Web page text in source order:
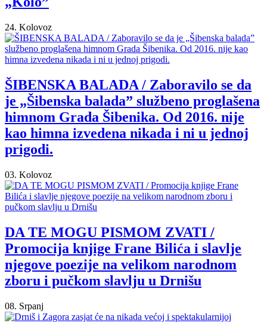
24. Kolovoz
ŠIBENSKA BALADA / Zaboravilo se da
je „Šibenska balada” službeno proglašena
himnom Grada Šibenika. Od 2016. nije
kao himna izvedena nikada i ni u jednoj
prigodi.
03. Kolovoz
DA TE MOGU PISMOM ZVATI /
Promocija knjige Frane Bilića i slavlje
njegove poezije na velikom narodnom
zboru i pučkom slavlju u Drnišu
08. Srpanj